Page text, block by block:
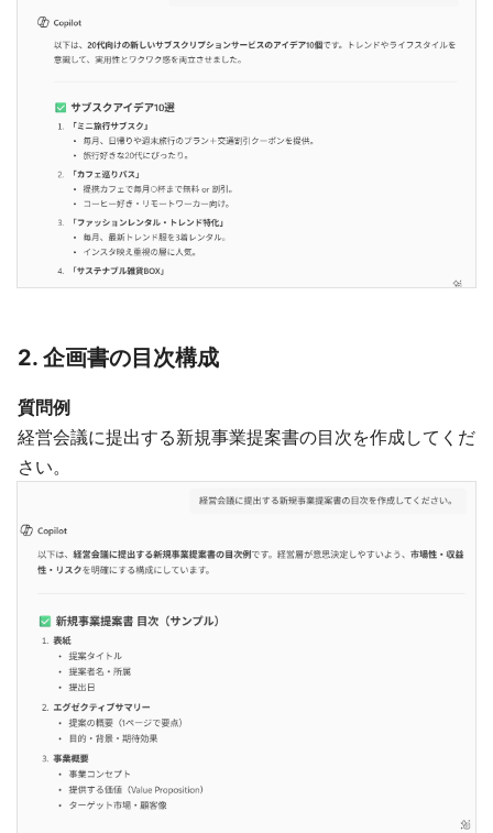
2. 企画書の目次構成
質問例
経営会議に提出する新規事業提案書の目次を作成してくだ
さい。